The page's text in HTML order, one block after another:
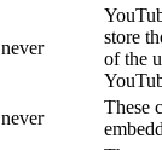
never
store
of the
never
These